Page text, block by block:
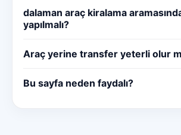
dalaman araç kiralama
yapılmalı?
Araç yerine transfer yeterli olur
Bu sayfa neden faydalı?